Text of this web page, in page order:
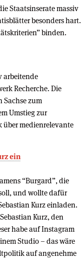
Staatsinserate massiv
besonders hart.
binden.
arbeitende
Recherche. Die
Sachse zum
Umstieg zur
über medienrelevante
ein
“Burgard”, die
und wollte dafür
Kurz einladen.
Kurz, den
habe auf Instagram
Studio – das wäre
auf angenehme